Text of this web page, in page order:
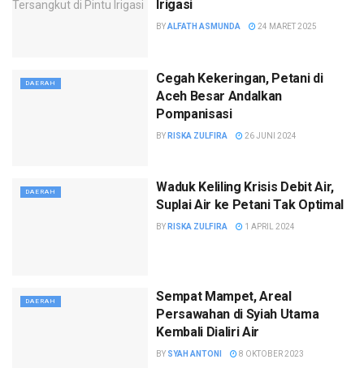
Irigasi
BYALFATH ASMUNDA 24 MARET 2025
DAERAH
Cegah Kekeringan, Petani di
Aceh Besar Andalkan
Pompanisasi
BY RISKA ZULFIRA 26 JUNI 2024
DAERAH
Waduk Keliling Krisis Debit Air,
Suplai Air ke Petani Tak Optimal
BY RISKA ZULFIRA 1 APRIL 2024
DAERAH
Sempat Mampet, Areal
Persawahan di Syiah Utama
Kembali Dialiri Air
BY SYAH ANTONI 8 OKTOBER 2023